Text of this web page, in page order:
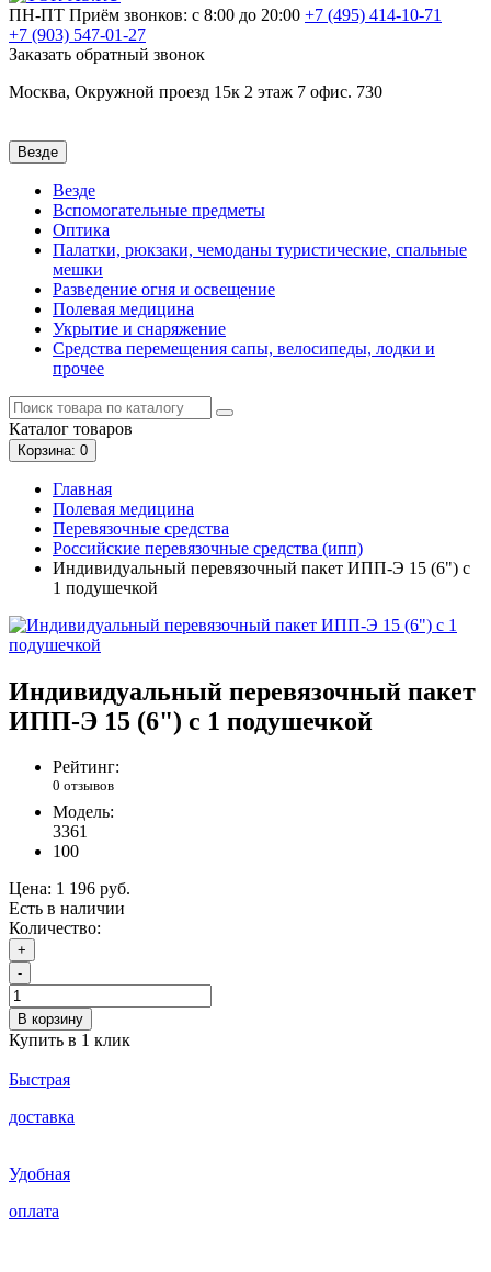
ПН-ПТ Приём звонков: с 8:00 до 20:00 +7 (495) 414-10-71
+7 (903) 547-01-27
Заказать обратный звонок
Москва, Окружной проезд 15к 2 этаж 7 офис. 730
Везде
Везде
Вспомогательные предметы
Оптика
Палатки, рюкзаки, чемоданы туристические, спальные
мешки
Разведение огня и освещение
Полевая медицина
Укрытие и снаряжение
Средства перемещения сапы, велосипеды, лодки и
прочее
Каталог товаров
Корзина: 0
Главная
Полевая медицина
Перевязочные средства
Российские перевязочные средства (ипп)
Индивидуальный перевязочный пакет ИПП-Э 15 (6") с
1 подушечкой
Индивидуальный перевязочный пакет
ИПП-Э 15 (6") с 1 подушечкой
Рейтинг:
0 отзывов
Модель:
3361
100
Цена: 1 196 руб.
Есть в наличии
Количество:
+
-
В корзину
Купить в 1 клик
Быстрая
доставка
Удобная
оплата